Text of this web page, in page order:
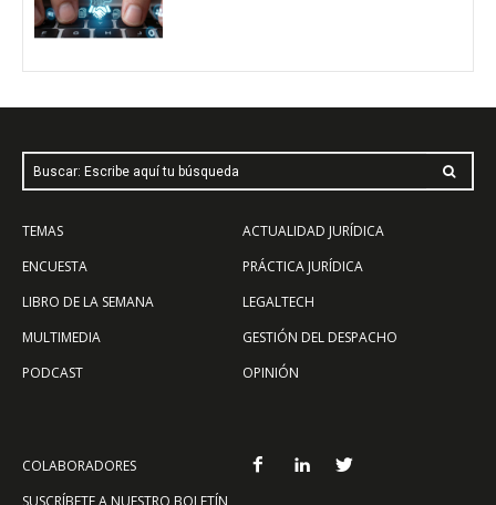
Buscar: Escribe aquí tu búsqueda
TEMAS
ENCUESTA
LIBRO DE LA SEMANA
MULTIMEDIA
PODCAST
ACTUALIDAD JURÍDICA
PRÁCTICA JURÍDICA
LEGALTECH
GESTIÓN DEL DESPACHO
OPINIÓN
COLABORADORES